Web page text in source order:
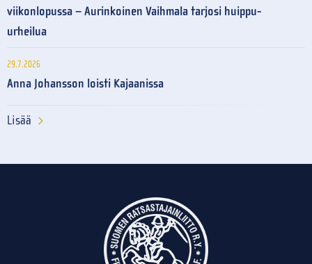
viikonlopussa – Aurinkoinen Vaihmala tarjosi huippu-
urheilua
29.7.2026
Anna Johansson loisti Kajaanissa
Lisää